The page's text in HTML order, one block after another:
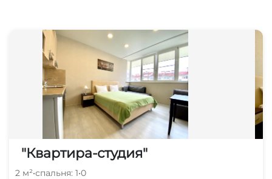
"Квартира-студия"
2 м²•спальня: 1•0